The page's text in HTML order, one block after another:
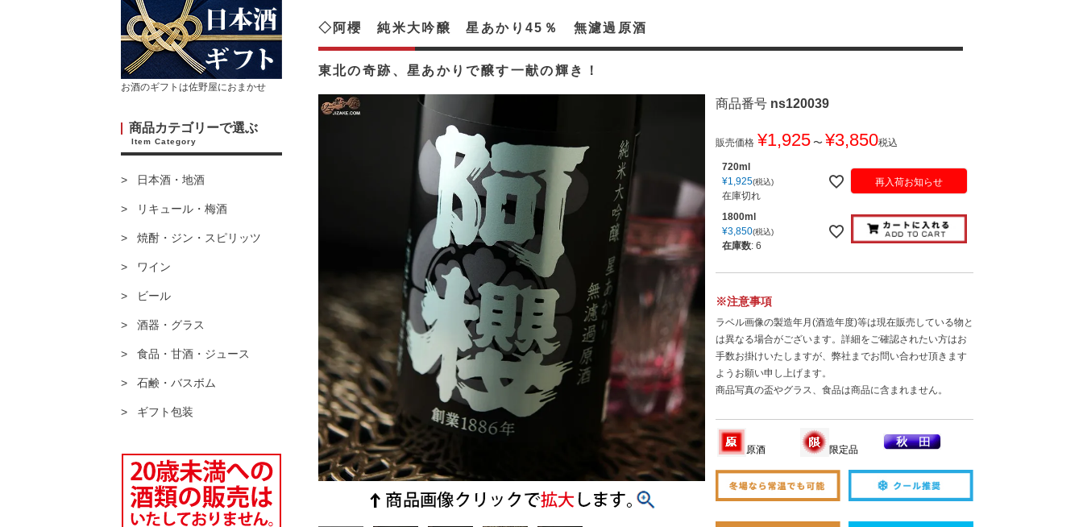
お酒のギフトは佐野屋におまかせ
商品カテゴリーで選ぶ
Item Category
日本酒・地酒
リキュール・梅酒
焼酎・ジン・スピリッツ
ワイン
ビール
酒器・グラス
食品・甘酒・ジュース
石鹸・バスボム
ギフト包装
東北の奇跡、星あかりで醸す一献の輝き！
◇阿櫻 純米大吟醸 星あかり45％ 無濾過原酒
商品番号 ns120039
販売価格 ¥1,925 〜 ¥3,850税込
720ml
¥1,925 税込
在庫切れ
再入荷お知らせ
1800ml
¥3,850 税込
在庫数: 6
※注意事項
ラベル画像の製造年月(酒造年度)等は現在販売している物と
は異なる場合がございます。詳細をご確認されたい方はお
手数お掛けいたしますが、弊社までお問い合わせ頂きます
ようお願い申し上げます。
商品写真の盃やグラス、食品は商品に含まれません。
原酒 限定品